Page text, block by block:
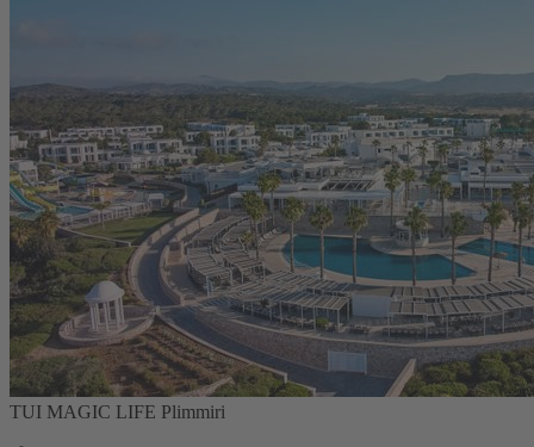
TUI MAGIC LIFE Plimmiri